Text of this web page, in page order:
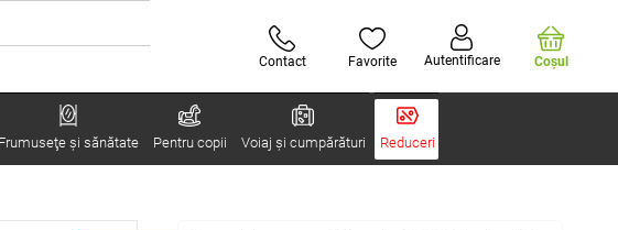
Contact Favorite Autentificare Coşul
Frumuseţe şi sănătate Pentru copii Voiaj și cumpărături Reduceri